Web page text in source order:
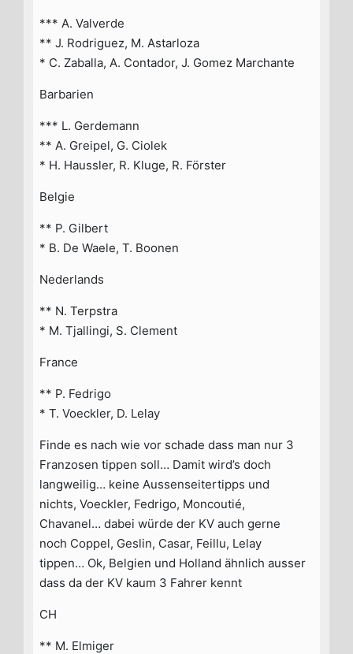
*** A. Valverde
** J. Rodriguez, M. Astarloza
* C. Zaballa, A. Contador, J. Gomez Marchante
Barbarien
*** L. Gerdemann
** A. Greipel, G. Ciolek
* H. Haussler, R. Kluge, R. Förster
Belgie
** P. Gilbert
* B. De Waele, T. Boonen
Nederlands
** N. Terpstra
* M. Tjallingi, S. Clement
France
** P. Fedrigo
* T. Voeckler, D. Lelay
Finde es nach wie vor schade dass man nur 3
Franzosen tippen soll… Damit wird’s doch
langweilig… keine Aussenseitertipps und
nichts, Voeckler, Fedrigo, Moncoutié,
Chavanel… dabei würde der KV auch gerne
noch Coppel, Geslin, Casar, Feillu, Lelay
tippen… Ok, Belgien und Holland ähnlich ausser
dass da der KV kaum 3 Fahrer kennt
CH
** M. Elmiger